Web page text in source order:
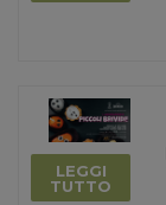
LEGGI
TUTTO